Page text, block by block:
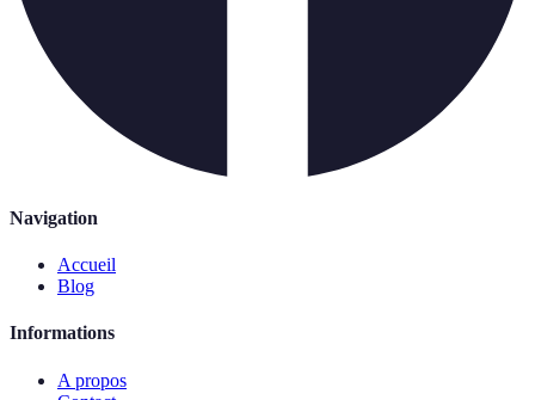
Navigation
Accueil
Blog
Informations
A propos